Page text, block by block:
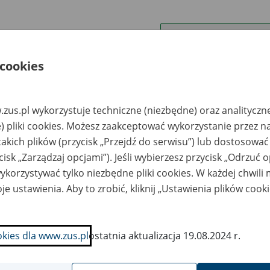
uwagi można przesyłać poprzez
Ukryj wszystkie pozycje bazy
pracy
Miejsce
przechowywania
dokumentów
Nr zespołu akt w
archiwum
państwowym
Daty
ul.
1
Kopalń S.A. Oddział
w Dąbrowie
Górniczej, Kopalnie
Całkowitej Likwidacji
wykorzystuje techniczne (niezbędne) oraz
pliki cookies. Możesz zaakceptować wykorzystanie przez
plików (przycisk „Przejdź do serwisu”) lub
„Zarządzaj opcjami”). Jeśli wybierzesz przycisk „Odrzuć
tylko niezbędne pliki cookies. W każdej chwili
ustawienia. Aby to zrobić, kliknij „Ustawienia plików
dla www.zus.plostatnia aktualizacja 19.08.2024 r.